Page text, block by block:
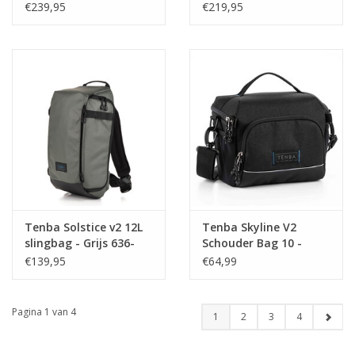
442
€239,95
440
€219,95
Tenba Solstice v2 12L
slingbag - Grijs 636-
431
€139,95
Tenba Skyline V2
Schouder Bag 10 -
Black (637-782)
€64,99
Pagina 1 van 4 1 2 3 4